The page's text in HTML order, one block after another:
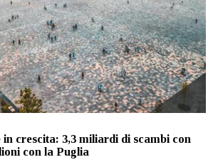
in crescita: 3,3 miliardi di scambi con
con la Puglia